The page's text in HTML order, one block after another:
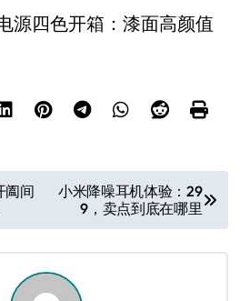
阖间
小米降噪耳机体验：29
9，卖点到底在哪里